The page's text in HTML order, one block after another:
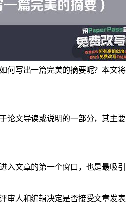
何写出一篇完美的摘要呢？本文
论文导读或说明的一部分，其主
入文章的第一个窗口，也是最吸
审人和编辑决定是否接受文章发